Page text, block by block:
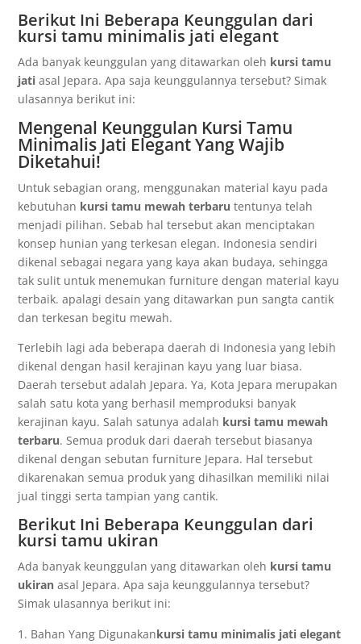
Berikut Ini Beberapa Keunggulan dari
kursi tamu minimalis jati elegant
Ada banyak keunggulan yang ditawarkan oleh kursi tamu
jatiasal Jepara. Apa saja keunggulannya tersebut? Simak
ulasannya berikut ini:
Mengenal Keunggulan Kursi Tamu
Minimalis Jati Elegant Yang Wajib
Diketahui!
Untuk sebagian orang, menggunakan material kayu pada
kebutuhan kursi tamu mewah terbaru tentunya telah
menjadi pilihan. Sebab hal tersebut akan menciptakan
konsep hunian yang terkesan elegan. Indonesia sendiri
dikenal sebagai negara yang kaya akan budaya, sehingga
tak sulit untuk menemukan furniture dengan material kayu
terbaik. apalagi desain yang ditawarkan pun sangta cantik
dan terkesan begitu mewah.
Terlebih lagi ada beberapa daerah di Indonesia yang lebih
dikenal dengan hasil kerajinan kayu yang luar biasa.
Daerah tersebut adalah Jepara. Ya, Kota Jepara merupakan
salah satu kota yang berhasil memproduksi banyak
kerajinan kayu. Salah satunya adalah kursi tamu mewah
terbaru. Semua produk dari daerah tersebut biasanya
dikenal dengan sebutan furniture Jepara. Hal tersebut
dikarenakan semua produk yang dihasilkan memiliki nilai
jual tinggi serta tampian yang cantik.
Berikut Ini Beberapa Keunggulan dari
kursi tamu ukiran
Ada banyak keunggulan yang ditawarkan oleh kursi tamu
ukiranasal Jepara. Apa saja keunggulannya tersebut?
Simak ulasannya berikut ini:
Bahan Yang Digunakankursi tamu minimalis jati elegant